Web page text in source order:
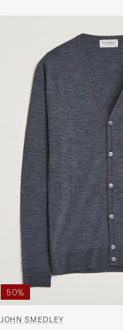
50%
JOHN SMEDLEY